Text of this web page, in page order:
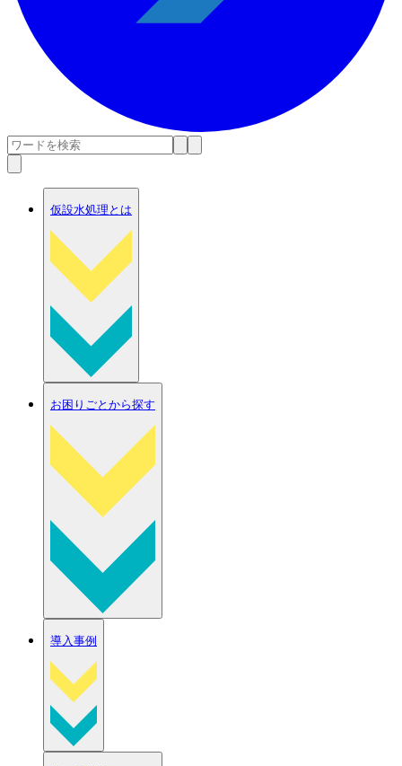
仮設水処理とは
お困りごとから探す
導入事例